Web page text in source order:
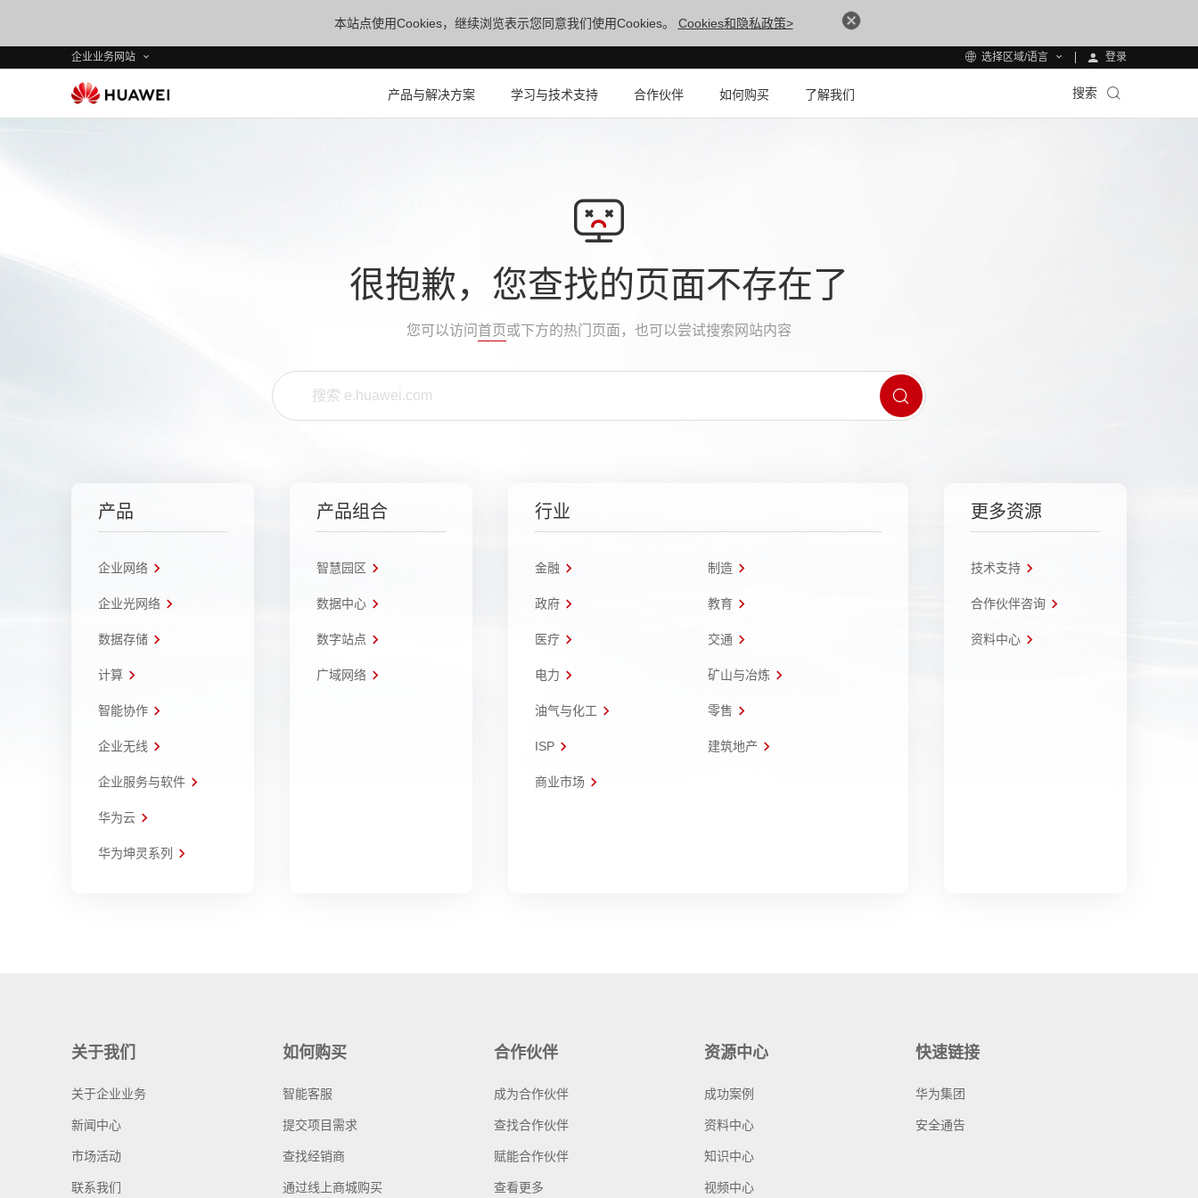
本站点使用Cookies，继续浏览表示您同意我们使用Cookies。 Cookies和隐私政策>
企业业务网站 选择区域/语言 登录
产品与解决方案 学习与技术支持 合作伙伴 如何购买 了解我们 搜索
很抱歉，您查找的页面不存在了
您可以访问 首页或下方的热门页面，也可以尝试搜索网站内容
产品
企业网络
企业光网络
数据存储
计算
智能协作
企业无线
企业服务与软件
华为云
华为坤灵系列
产品组合
智慧园区
数据中心
数字站点
广域网络
行业
金融 制造
政府 教育
医疗 交通
电力 矿山与冶炼
油气与化工 零售
ISP 建筑地产
商业市场
更多资源
技术支持
合作伙伴咨询
资料中心
关于我们
关于企业业务
新闻中心
市场活动
联系我们
如何购买
智能客服
提交项目需求
查找经销商
通过线上商城购买
合作伙伴
成为合作伙伴
查找合作伙伴
赋能合作伙伴
查看更多
资源中心
成功案例
资料中心
知识中心
视频中心
快速链接
华为集团
安全通告